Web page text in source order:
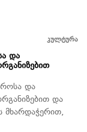
კულტურა
და
და
და
მხარდაჭერით,